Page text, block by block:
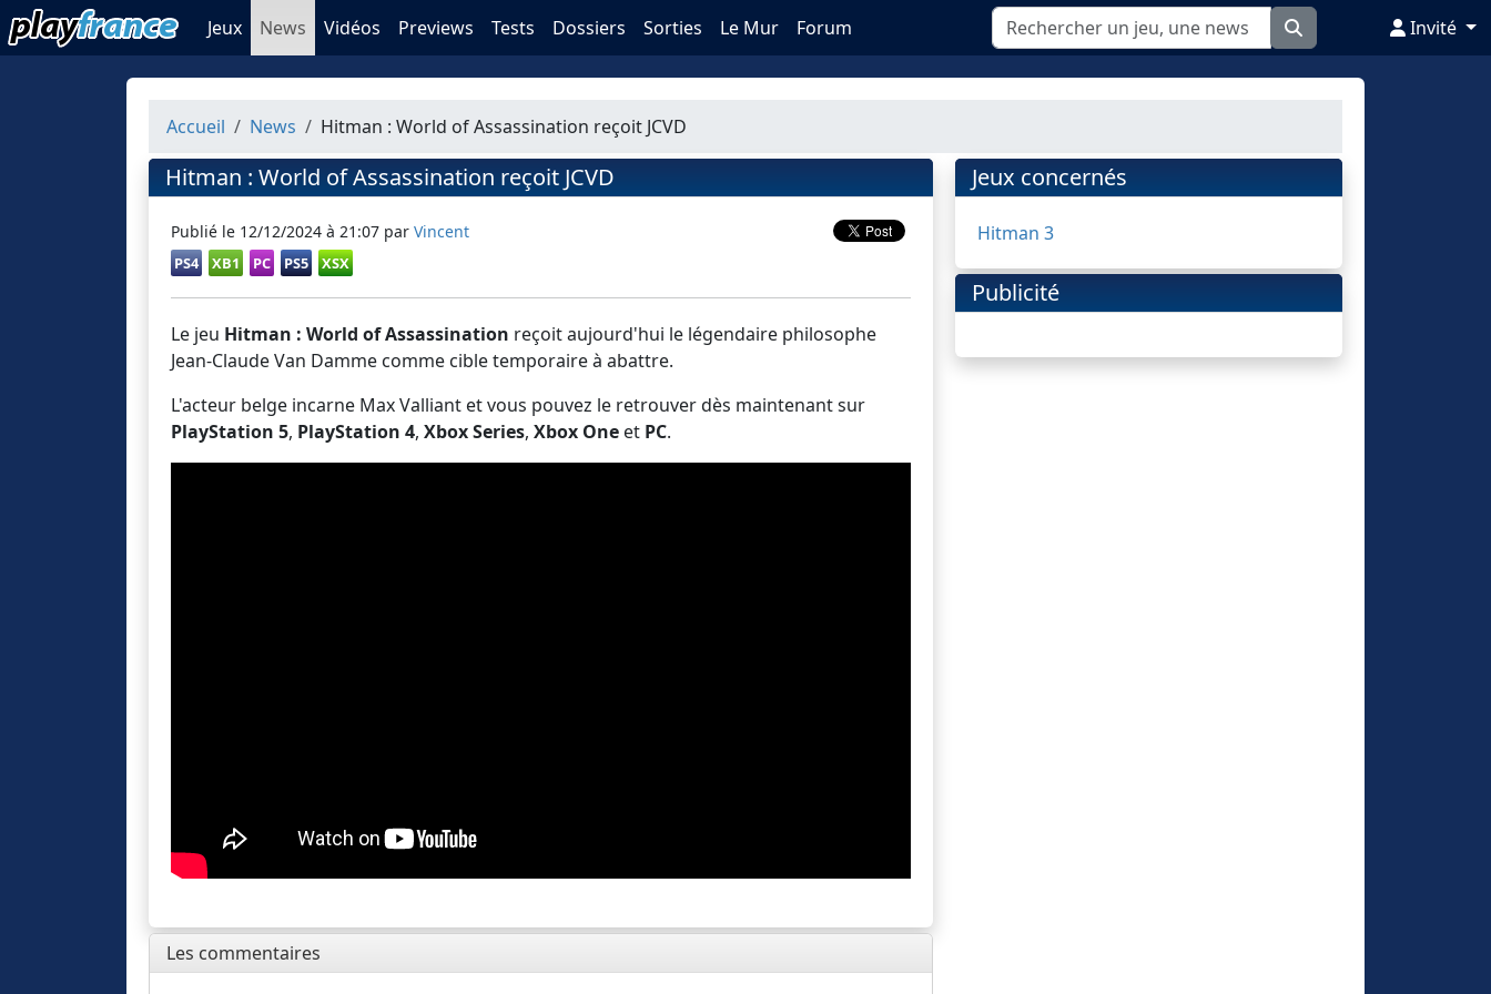
Jeux News Vidéos Previews Tests Dossiers Sorties Le Mur Forum Invité
Accueil News Hitman : World of Assassination reçoit JCVD
Hitman : World of Assassination reçoit JCVD
Publié le 12/12/2024 à 21:07 par Vincent
PS4 XB1 PC PS5 XSX
Le jeu Hitman : World of Assassination reçoit aujourd'hui le légendaire philosophe
Jean-Claude Van Damme comme cible temporaire à abattre.
L'acteur belge incarne Max Valliant et vous pouvez le retrouver dès maintenant sur
PlayStation 5, PlayStation 4, Xbox Series, Xbox One et PC.
Les commentaires
Jeux concernés
Hitman 3
Publicité